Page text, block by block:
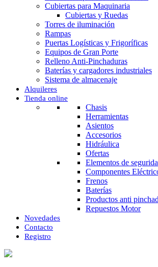
Cubiertas para Maquinaria
Cubiertas y Ruedas
Torres de iluminación
Rampas
Puertas Logísticas y Frigoríficas
Equipos de Gran Porte
Relleno Anti-Pinchaduras
Baterías y cargadores industriales
Sistema de almacenaje
Alquileres
Tienda online
Chasis
Herramientas
Asientos
Accesorios
Hidráulica
Ofertas
Elementos de
Componentes
Frenos
Baterías
Productos anti
Repuestos Motor
Novedades
Contacto
Registro